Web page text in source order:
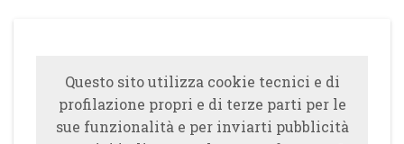
Questo sito utilizza cookie tecnici e di
profilazione propri e di terze parti per le
sue funzionalità e per inviarti pubblicità